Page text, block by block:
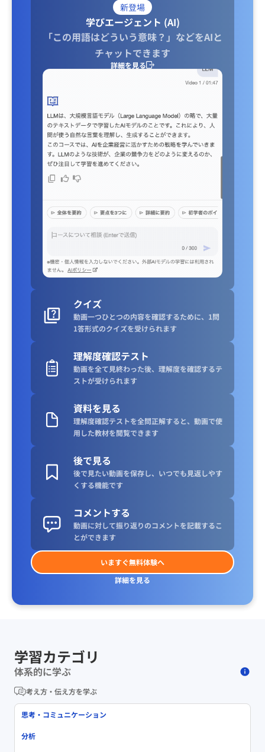
新登場
学びエージェント (AI)
「この用語はどういう意味？」などをAIと
チャットできます
詳細を見る
クイズ
動画一つひとつの内容を確認するために、1問
1答形式のクイズを受けられます
理解度確認テスト
動画を全て見終わった後、理解度を確認するテ
ストが受けられます
資料を見る
理解度確認テストを全問正解すると、動画で使
用した教材を閲覧できます
後で見る
後で見たい動画を保存し、いつでも見返しやす
くする機能です
コメントする
動画に対して振り返りのコメントを記載するこ
とができます
いますぐ無料体験へ
詳細を見る
学習カテゴリ
体系的に学ぶ
考え方・伝え方を学ぶ
思考・コミュニケーション
分析